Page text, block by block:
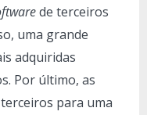
de terceiros
uma grande
adquiridas
Por último, as
para uma